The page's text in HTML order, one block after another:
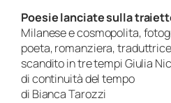
Poesie lanciate sulla
Milanese e cosmopolita,
poeta, romanziera,
scandito in tre tempi Giulia
di continuità del tempo
di Bianca Tarozzi